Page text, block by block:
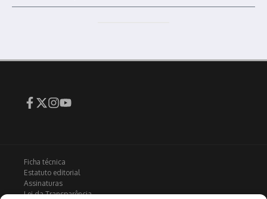
Ficha técnica
Estatuto editorial
Assinaturas
Lei da Transparência